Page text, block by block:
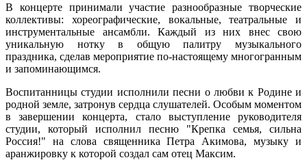
В концерте принимали участие разнообразные творческие
коллективы: хореографические, вокальные, театральные и
инструментальные ансамбли. Каждый из них внес свою
уникальную нотку в общую палитру музыкального
праздника, сделав мероприятие по-настоящему многогранным
и запоминающимся.
Воспитанницы студии исполнили песни о любви к Родине и
родной земле, затронув сердца слушателей. Особым моментом
в завершении концерта, стало выступление руководителя
студии, который исполнил песню "Крепка семья, сильна
Россия!" на слова священника Петра Акимова, музыку и
аранжировку к которой создал сам отец Максим.